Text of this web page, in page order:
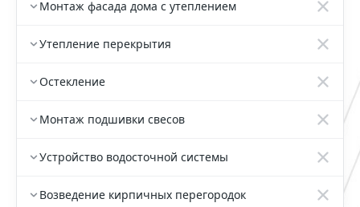
Монтаж фасада дома с утеплением
Утепление перекрытия
Остекление
Монтаж подшивки свесов
Устройство водосточной системы
Возведение кирпичных перегородок